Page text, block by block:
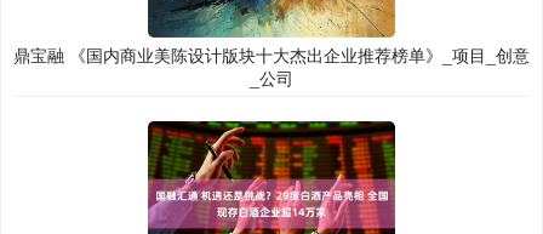
鼎宝融 《国内商业美陈设计版块十大杰出企业推荐榜单》_项目_创意
_公司